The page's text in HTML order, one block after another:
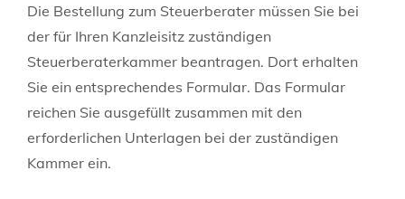
Die Bestellung zum Steuerberater müssen Sie bei
der für Ihren Kanzleisitz zuständigen
Steuerberaterkammer beantragen. Dort erhalten
Sie ein entsprechendes Formular. Das Formular
reichen Sie ausgefüllt zusammen mit den
erforderlichen Unterlagen bei der zuständigen
Kammer ein.